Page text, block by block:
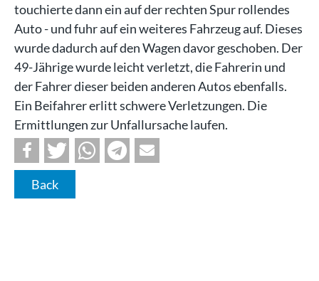
touchierte dann ein auf der rechten Spur rollendes
Auto - und fuhr auf ein weiteres Fahrzeug auf. Dieses
wurde dadurch auf den Wagen davor geschoben. Der
49-Jährige wurde leicht verletzt, die Fahrerin und
der Fahrer dieser beiden anderen Autos ebenfalls.
Ein Beifahrer erlitt schwere Verletzungen. Die
Ermittlungen zur Unfallursache laufen.
Back